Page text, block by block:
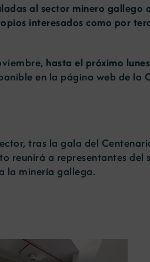
al sector minero gallego
interesados como por
hasta el próximo
en la página web de la
tras la gala del
reunirá a representantes del
la minería gallega.